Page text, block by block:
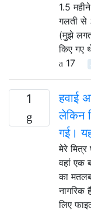
1.5
गलती से
(मुझे
किए गए
17
1
हवाई
लेकिन
गई।
मेरे
वहां एक
का
नागरिक
लिए